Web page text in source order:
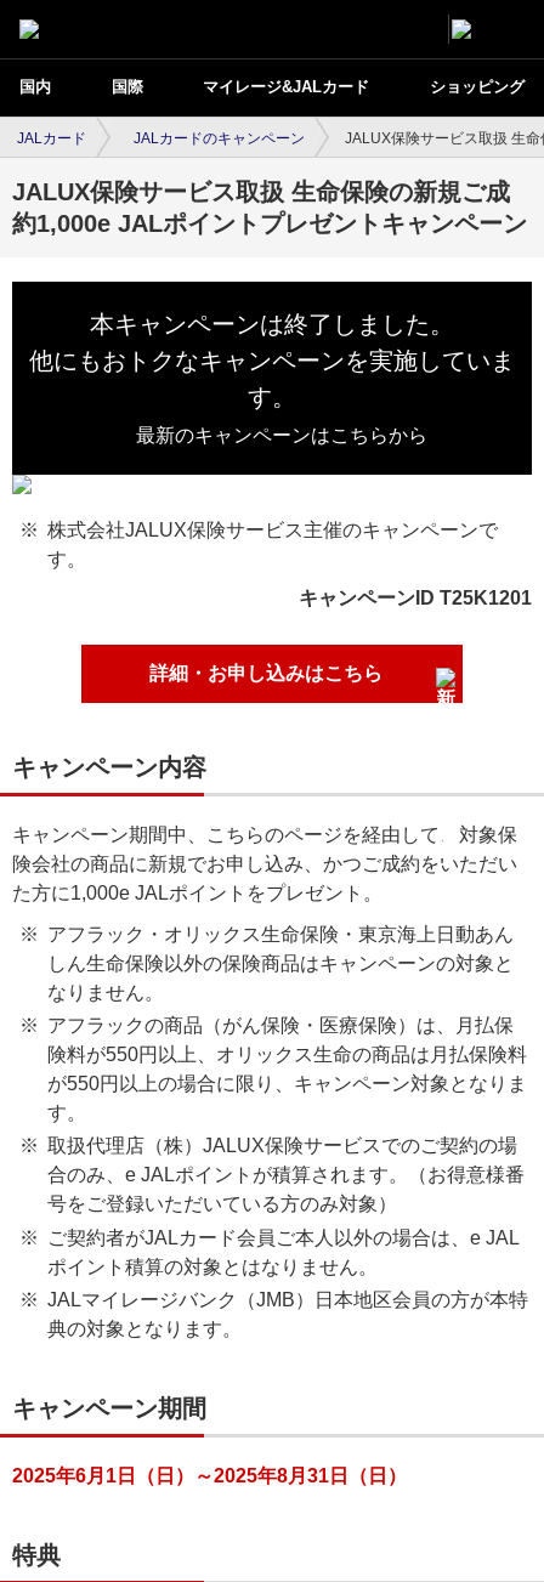
国内 国際 マイレージ&JALカード ショッピング
JALカード JALカードのキャンペーン JALUX保険サービス取扱 生
JALUX保険サービス取扱 生命保険の新規ご成
約1,000e JALポイントプレゼントキャンペーン
本キャンペーンは終了しました。
他にもおトクなキャンペーンを実施していま
す。
最新のキャンペーンはこちらから
株式会社JALUX保険サービス主催のキャンペーンで
す。
キャンペーンID T25K1201
詳細・お申し込みはこちら
キャンペーン内容
キャンペーン期間中、こちらのページを経由して、対象保
険会社の商品に新規でお申し込み、かつご成約をいただい
た方に1,000e JALポイントをプレゼント。
アフラック・オリックス生命保険・東京海上日動あん
しん生命保険以外の保険商品はキャンペーンの対象と
なりません。
アフラックの商品（がん保険・医療保険）は、月払保
険料が550円以上、オリックス生命の商品は月払保険料
が550円以上の場合に限り、キャンペーン対象となりま
す。
取扱代理店（株）JALUX保険サービスでのご契約の場
合のみ、e JALポイントが積算されます。（お得意様番
号をご登録いただいている方のみ対象）
ご契約者がJALカード会員ご本人以外の場合は、e JAL
ポイント積算の対象とはなりません。
JALマイレージバンク（JMB）日本地区会員の方が本特
典の対象となります。
キャンペーン期間
2025年6月1日（日）～2025年8月31日（日）
特典